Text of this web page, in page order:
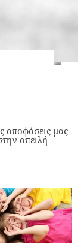
αποφάσεις μας
απειλή